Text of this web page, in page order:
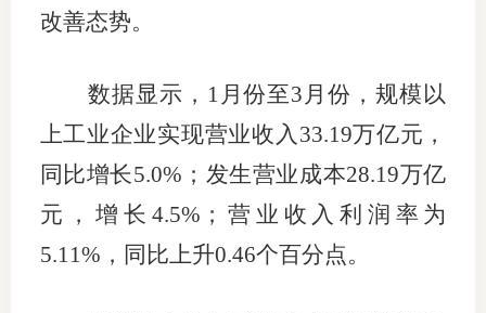
改善态势。
数据显示，1月份至3月份，规模以
上工业企业实现营业收入33.19万亿元，
同比增长5.0%；发生营业成本28.19万亿
元，增长4.5%；营业收入利润率为
5.11%，同比上升0.46个百分点。